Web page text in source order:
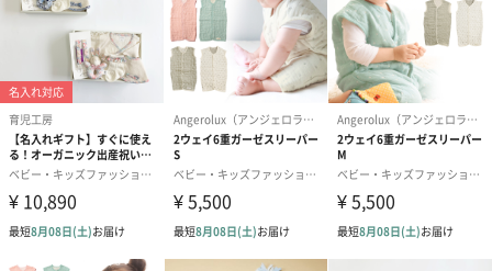
外装サイズ
幅27.5cm×縦16.5cm×高さ4.5cm
サイズ
【スタイ】縦約15cm×横約17cm
【リストガラガラ】約縦8cm×横10.5cm×厚さ4cm
【ソックス】XS（9～11cm）
生地
【スタイ】綿100％（オーガニックコットン）
【リストガラガラ】本体/綿（オーガニックコットン）
100%、中綿/ポリエステル100%
【ソックス】綿（オーガニックコットン）80%、ナイ
ロン18％、ポリウレタン2％
生産国